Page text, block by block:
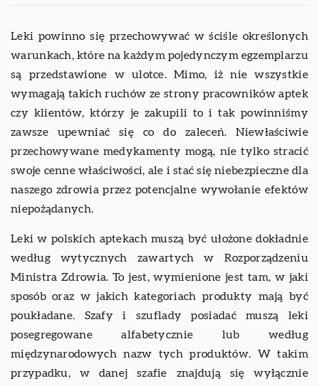
Leki powinno się przechowywać w ściśle określonych
warunkach, które na każdym pojedynczym egzemplarzu
są przedstawione w ulotce. Mimo, iż nie wszystkie
wymagają takich ruchów ze strony pracowników aptek
czy klientów, którzy je zakupili to i tak powinniśmy
zawsze upewniać się co do zaleceń. Niewłaściwie
przechowywane medykamenty mogą, nie tylko stracić
swoje cenne właściwości, ale i stać się niebezpieczne dla
naszego zdrowia przez potencjalne wywołanie efektów
niepożądanych.
Leki w polskich aptekach muszą być ułożone dokładnie
według wytycznych zawartych w Rozporządzeniu
Ministra Zdrowia. To jest, wymienione jest tam, w jaki
sposób oraz w jakich kategoriach produkty mają być
poukładane. Szafy i szuflady posiadać muszą leki
posegregowane alfabetycznie lub według
międzynarodowych nazw tych produktów. W takim
przypadku, w danej szafie znajdują się wyłącznie